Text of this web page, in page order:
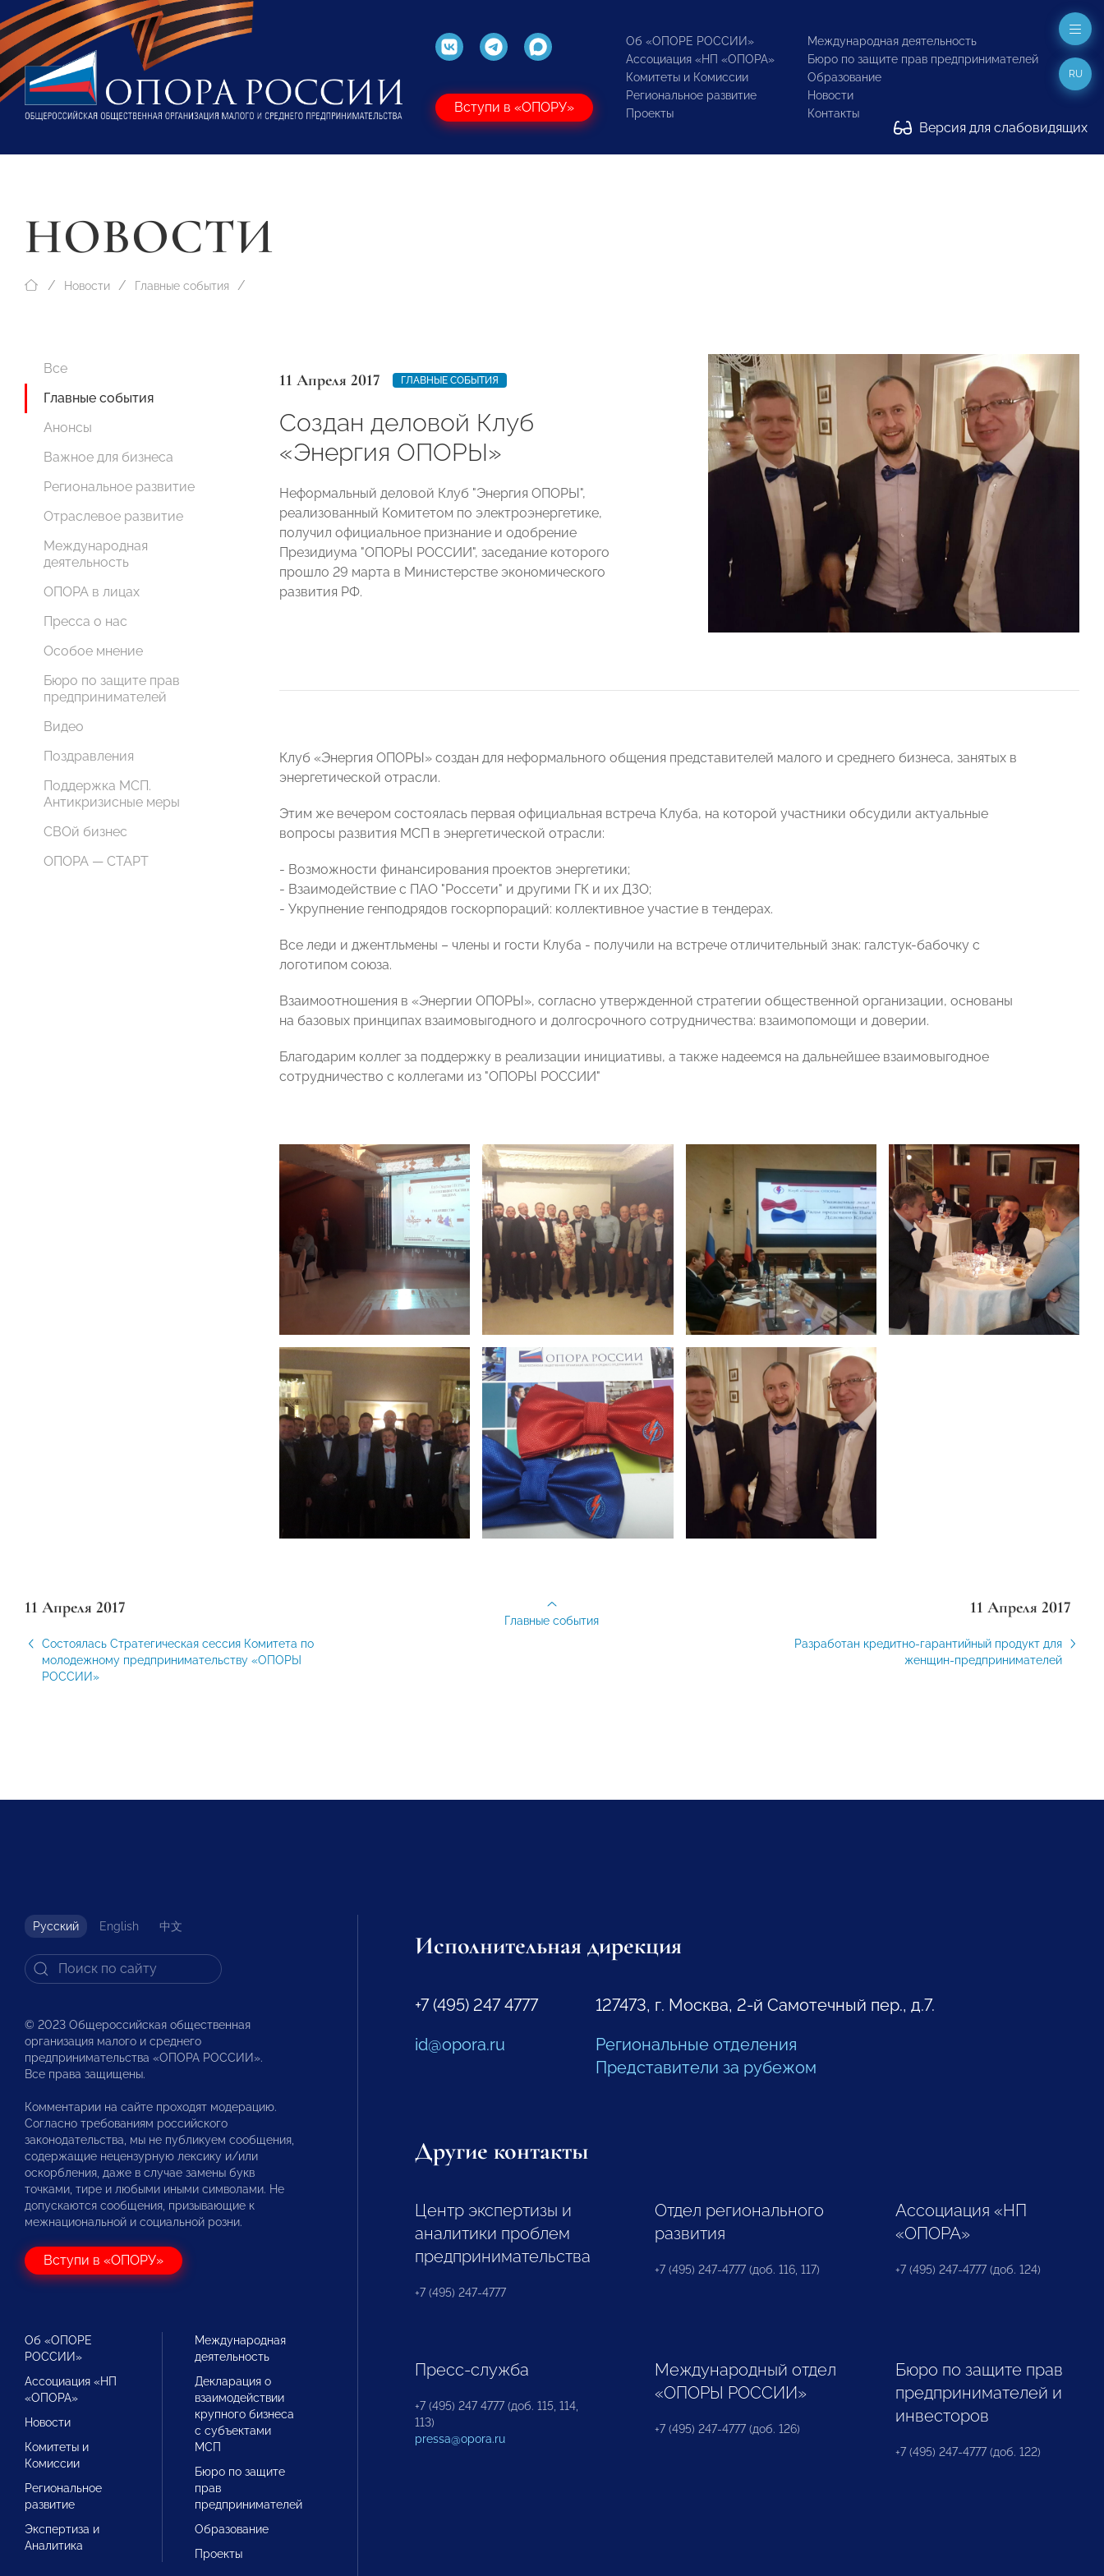
Вступи в «ОПОРУ»
Об «ОПОРЕ РОССИИ»
Ассоциация «НП «ОПОРА»
Комитеты и Комиссии
Региональное развитие
Проекты
Международная деятельность
Бюро по защите прав предпринимателей
Образование
Новости
Контакты
Версия для слабовидящих
RU
НОВОСТИ
Новости Главные события
Все
Главные события
Анонсы
Важное для бизнеса
Региональное развитие
Отраслевое развитие
Международная
деятельность
ОПОРА в лицах
Пресса о нас
Особое мнение
Бюро по защите прав
предпринимателей
Видео
Поздравления
Поддержка МСП.
Антикризисные меры
СВОй бизнес
ОПОРА — СТАРТ
11 Апреля 2017 ГЛАВНЫЕ СОБЫТИЯ
Создан деловой Клуб
«Энергия ОПОРЫ»
Неформальный деловой Клуб "Энергия ОПОРЫ",
реализованный Комитетом по электроэнергетике,
получил официальное признание и одобрение
Президиума "ОПОРЫ РОССИИ", заседание которого
прошло 29 марта в Министерстве экономического
развития РФ.
Клуб «Энергия ОПОРЫ» создан для неформального общения представителей малого и среднего бизнеса, занятых в
энергетической отрасли.
Этим же вечером состоялась первая официальная встреча Клуба, на которой участники обсудили актуальные
вопросы развития МСП в энергетической отрасли:
- Возможности финансирования проектов энергетики;
- Взаимодействие с ПАО "Россети" и другими ГК и их ДЗО;
- Укрупнение генподрядов госкорпораций: коллективное участие в тендерах.
Все леди и джентльмены – члены и гости Клуба - получили на встрече отличительный знак: галстук-бабочку с
логотипом союза.
Взаимоотношения в «Энергии ОПОРЫ», согласно утвержденной стратегии общественной организации, основаны
на базовых принципах взаимовыгодного и долгосрочного сотрудничества: взаимопомощи и доверии.
Благодарим коллег за поддержку в реализации инициативы, а также надеемся на дальнейшее взаимовыгодное
сотрудничество с коллегами из "ОПОРЫ РОССИИ"
11 Апреля 2017
Состоялась Стратегическая сессия Комитета по
молодежному предпринимательству «ОПОРЫ
РОССИИ»
11 Апреля 2017
Разработан кредитно-гарантийный продукт для
женщин-предпринимателей
Главные события
Русский English 中文
© 2023 Общероссийская общественная
организация малого и среднего
предпринимательства «ОПОРА РОССИИ».
Все права защищены.
Комментарии на сайте проходят модерацию.
Согласно требованиям российского
законодательства, мы не публикуем сообщения,
содержащие нецензурную лексику и/или
оскорбления, даже в случае замены букв
точками, тире и любыми иными символами. Не
допускаются сообщения, призывающие к
межнациональной и социальной розни.
Вступи в «ОПОРУ»
Об «ОПОРЕ
РОССИИ»
Ассоциация «НП
«ОПОРА»
Новости
Комитеты и
Комиссии
Региональное
развитие
Экспертиза и
Аналитика
Международная
деятельность
Декларация о
взаимодействии
крупного бизнеса
с субъектами
МСП
Бюро по защите
прав
предпринимателей
Образование
Проекты
Исполнительная дирекция
+7 (495) 247 4777
id@opora.ru
127473, г. Москва, 2-й Самотечный пер., д.7.
Региональные отделения
Представители за рубежом
Другие контакты
Центр экспертизы и
аналитики проблем
предпринимательства
+7 (495) 247-4777
Отдел регионального
развития
+7 (495) 247-4777 (доб. 116, 117)
Ассоциация «НП
«ОПОРА»
+7 (495) 247-4777 (доб. 124)
Пресс-служба
+7 (495) 247 4777 (доб. 115, 114,
113)
pressa@opora.ru
Международный отдел
«ОПОРЫ РОССИИ»
+7 (495) 247-4777 (доб. 126)
Бюро по защите прав
предпринимателей и
инвесторов
+7 (495) 247-4777 (доб. 122)